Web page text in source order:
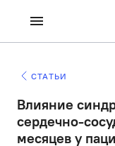
СТАТЬИ
Влияние
сердечно-
месяцев у